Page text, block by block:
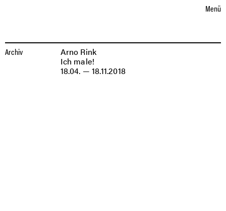
Menü
ARNO
RINK
Archiv
Arno Rink
Ich male!
18.04. — 18.11.2018